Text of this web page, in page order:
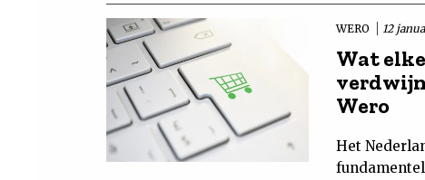
WERO 12
Wat
Wero
Het